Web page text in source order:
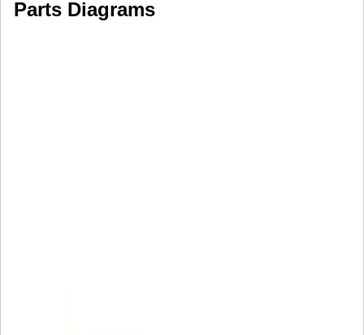
Parts Diagrams